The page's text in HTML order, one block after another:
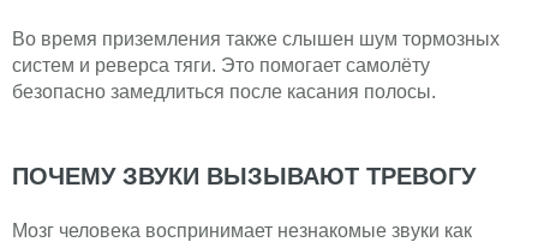
Во время приземления также слышен шум тормозных
систем и реверса тяги. Это помогает самолёту
безопасно замедлиться после касания полосы.
ПОЧЕМУ ЗВУКИ ВЫЗЫВАЮТ ТРЕВОГУ
Мозг человека воспринимает незнакомые звуки как